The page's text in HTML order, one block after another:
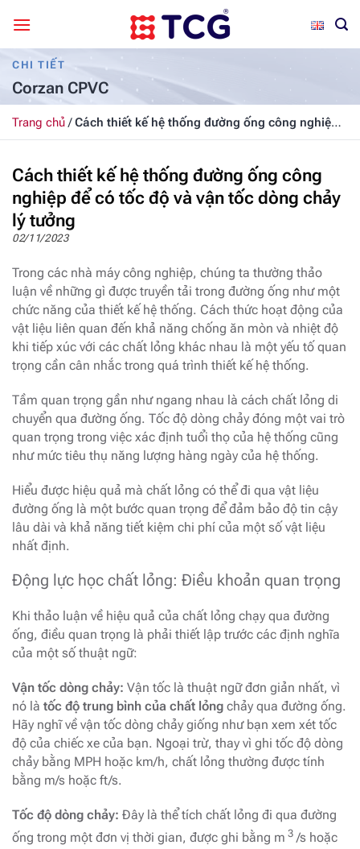
qua
nội
dungCHI TIẾT
Corzan CPVC
Trang chủ/Cách thiết kế hệ thống đường ống công nghiệp
để có tốc độ và vận tốc dòng chảy lý tưởng
Cách thiết kế hệ thống đường ống công
nghiệp để có tốc độ và vận tốc dòng chảy
lý tưởng
02/11/2023
Trong các nhà máy công nghiệp, chúng ta thường thảo
luận về những gì được truyền tải trong đường ống như một
chức năng của thiết kế hệ thống. Cách thức hoạt động của
vật liệu liên quan đến khả năng chống ăn mòn và nhiệt độ
khi tiếp xúc với các chất lỏng khác nhau là một yếu tố quan
trọng cần cân nhắc trong quá trình thiết kế hệ thống.
Tầm quan trọng gần như ngang nhau là cách chất lỏng di
chuyển qua đường ống. Tốc độ dòng chảy đóng một vai trò
quan trọng trong việc xác định tuổi thọ của hệ thống cũng
như mức tiêu thụ năng lượng hàng ngày của hệ thống.
Hiểu được hiệu quả mà chất lỏng có thể đi qua vật liệu
đường ống là một bước quan trọng để đảm bảo độ tin cậy
lâu dài và khả năng tiết kiệm chi phí của một số vật liệu
nhất định.
Động lực học chất lỏng: Điều khoản quan trọng
Khi thảo luận về hiệu quả của chất lỏng chạy qua đường
ống, điều quan trọng là phải thiết lập trước các định nghĩa
của một số thuật ngữ:
Vận tốc dòng chảy: Vận tốc là thuật ngữ đơn giản nhất, vì
nó là tốc độ trung bình của chất lỏng chảy qua đường ống.
Hãy nghĩ về vận tốc dòng chảy giống như bạn xem xét tốc
độ của chiếc xe của bạn. Ngoại trừ, thay vì ghi tốc độ dòng
chảy bằng MPH hoặc km/h, chất lỏng thường được tính
bằng m/s hoặc ft/s.
Tốc độ dòng chảy: Đây là thể tích chất lỏng đi qua đường
ống trong một đơn vị thời gian, được ghi bằng m 3 /s hoặc